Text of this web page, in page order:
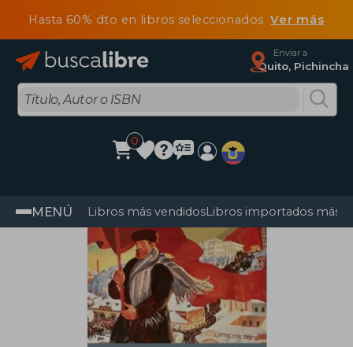
Hasta 60% dto en libros seleccionadosVer más
Enviar a
Quito, Pichincha
0
MENÚ Libros más vendidosLibros importados más